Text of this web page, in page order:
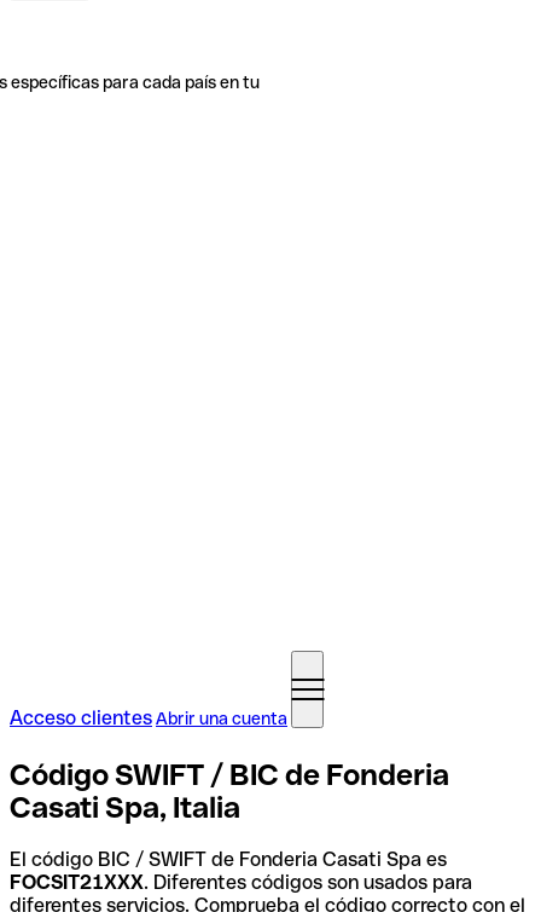
específicas para cada país en tu
Acceso clientesAbrir una cuenta
Código SWIFT / BIC de Fonderia
Casati Spa, Italia
El código BIC / SWIFT de Fonderia Casati Spa es
FOCSIT21XXX. Diferentes códigos son usados para
diferentes servicios. Comprueba el código correcto con el